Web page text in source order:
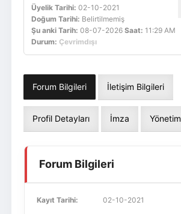
Üyelik Tarihi: 02-10-2021
Doğum Tarihi: Belirtilmemiş
Şu anki Tarih: 08-07-2026 Saat: 11:29 AM
Durum: Çevrimdışı
Forum Bilgileri İletişim Bilgileri
Profil Detayları İmza Yönetim
Forum Bilgileri
Kayıt Tarihi: 02-10-2021